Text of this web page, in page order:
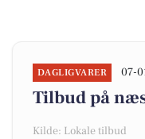
DAGLIGVARER 07-
Tilbud på
Kilde: Lokale tilbud